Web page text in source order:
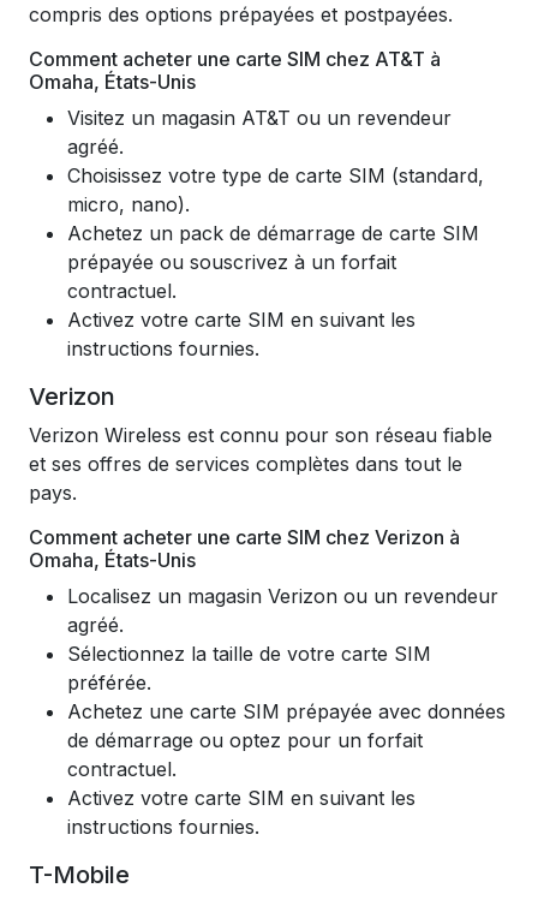
compris des options prépayées et postpayées.
Comment acheter une carte SIM chez AT&T à
Omaha, États-Unis
Visitez un magasin AT&T ou un revendeur
agréé.
Choisissez votre type de carte SIM (standard,
micro, nano).
Achetez un pack de démarrage de carte SIM
prépayée ou souscrivez à un forfait
contractuel.
Activez votre carte SIM en suivant les
instructions fournies.
Verizon
Verizon Wireless est connu pour son réseau fiable
et ses offres de services complètes dans tout le
pays.
Comment acheter une carte SIM chez Verizon à
Omaha, États-Unis
Localisez un magasin Verizon ou un revendeur
agréé.
Sélectionnez la taille de votre carte SIM
préférée.
Achetez une carte SIM prépayée avec données
de démarrage ou optez pour un forfait
contractuel.
Activez votre carte SIM en suivant les
instructions fournies.
T-Mobile